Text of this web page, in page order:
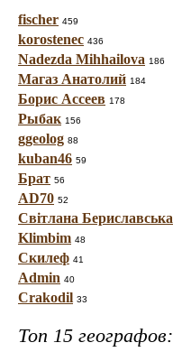
fischer 459
korostenec 436
Nadezda Mihhailova 186
Магаз Анатолий 184
Борис Ассеев 178
Рыбак 156
ggeolog 88
kuban46 59
Брат 56
AD70 52
Світлана Бериславська
Klimbim 48
Скилеф 41
Admin 40
Crakodil 33
Топ 15 географов: